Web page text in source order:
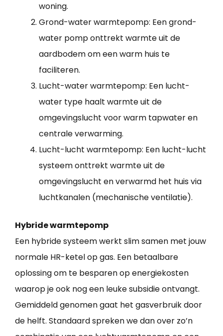
woning.
Grond-water warmtepomp: Een grond-
water pomp onttrekt warmte uit de
aardbodem om een warm huis te
faciliteren.
Lucht-water warmtepomp: Een lucht-
water type haalt warmte uit de
omgevingslucht voor warm tapwater en
centrale verwarming.
Lucht-lucht warmtepomp: Een lucht-lucht
systeem onttrekt warmte uit de
omgevingslucht en verwarmd het huis via
luchtkanalen (mechanische ventilatie).
Hybride warmtepomp
Een hybride systeem werkt slim samen met jouw
normale HR-ketel op gas. Een betaalbare
oplossing om te besparen op energiekosten
waarop je ook nog een leuke subsidie ontvangt.
Gemiddeld genomen gaat het gasverbruik door
de helft. Standaard spreken we dan over zo’n